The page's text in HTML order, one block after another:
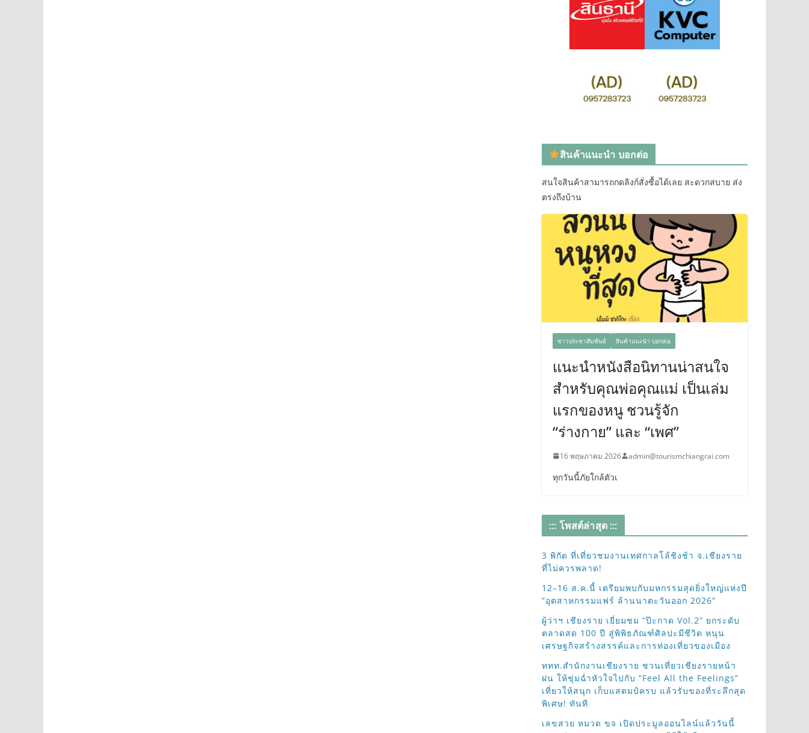
สินค้าแนะนำ บอกต่อ
สนใจสินค้าสามารถกดลิงก์สั่งซื้อได้เลย สะดวกสบาย ส่ง
ตรงถึงบ้าน
ข่าวประชาสัมพันธ์ สินค้าแนะนำ บอกต่อ
แนะนำหนังสือนิทานน่าสนใจ
สำหรับคุณพ่อคุณแม่ เป็นเล่ม
แรกของหนู ชวนรู้จัก
“ร่างกาย” และ “เพศ”
16 พฤษภาคม 2026 admin@tourismchiangrai.com
ทุกวันนี้ภัยใกล้ตัวเ
::: โพสต์ล่าสุด :::
3 พิกัด ที่เที่ยวชมงานเทศกาลโล้ชิงช้า จ.เชียงราย
ที่ไม่ควรพลาด!
12–16 ส.ค.นี้ เตรียมพบกับมหกรรมสุดยิ่งใหญ่แห่งปี
“อุตสาหกรรมแฟร์ ล้านนาตะวันออก 2026”
ผู้ว่าฯ เชียงราย เยี่ยมชม “ป๊ะกาด Vol.2” ยกระดับ
ตลาดสด 100 ปี สู่พิพิธภัณฑ์ศิลปะมีชีวิต หนุน
เศรษฐกิจสร้างสรรค์และการท่องเที่ยวของเมือง
ททท.สำนักงานเชียงราย ชวนเที่ยวเชียงรายหน้า
ฝน ให้ชุ่มฉ่ำหัวใจไปกับ “Feel All the Feelings”
เที่ยวให้สนุก เก็บแสตมป์ครบ แล้วรับของที่ระลึกสุด
พิเศษ! ทันที
เลขสวย หมวด ขจ เปิดประมูลออนไลน์แล้ววันนี้